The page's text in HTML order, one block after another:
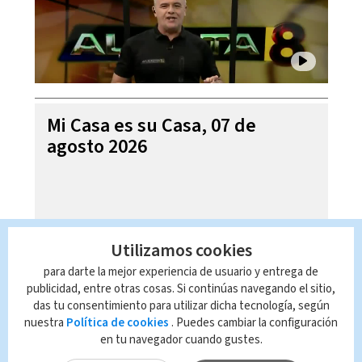
Mi Casa es su Casa, 07 de
agosto 2026
Utilizamos cookies
para darte la mejor experiencia de usuario y entrega de
publicidad, entre otras cosas. Si continúas navegando el sitio,
das tu consentimiento para utilizar dicha tecnología, según
nuestra Política de cookies . Puedes cambiar la configuración
en tu navegador cuando gustes.